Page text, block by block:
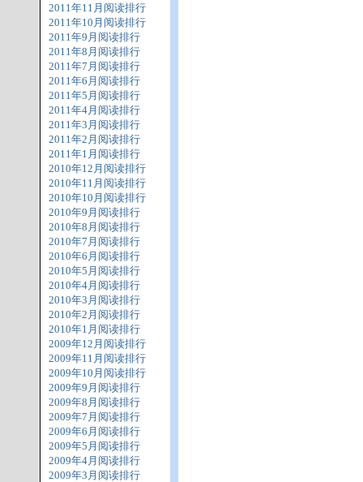
2011年11月阅读排行
2011年10月阅读排行
2011年9月阅读排行
2011年8月阅读排行
2011年7月阅读排行
2011年6月阅读排行
2011年5月阅读排行
2011年4月阅读排行
2011年3月阅读排行
2011年2月阅读排行
2011年1月阅读排行
2010年12月阅读排行
2010年11月阅读排行
2010年10月阅读排行
2010年9月阅读排行
2010年8月阅读排行
2010年7月阅读排行
2010年6月阅读排行
2010年5月阅读排行
2010年4月阅读排行
2010年3月阅读排行
2010年2月阅读排行
2010年1月阅读排行
2009年12月阅读排行
2009年11月阅读排行
2009年10月阅读排行
2009年9月阅读排行
2009年8月阅读排行
2009年7月阅读排行
2009年6月阅读排行
2009年5月阅读排行
2009年4月阅读排行
2009年3月阅读排行